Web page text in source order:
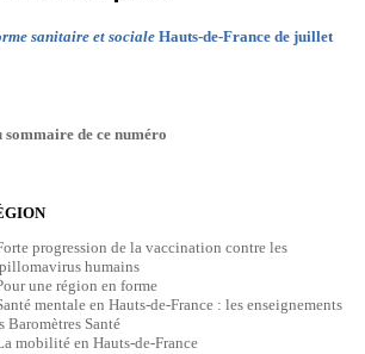
sanitaire et sociale Hauts-de-France de juillet
sommaire de ce numéro
progression de la vaccination contre les
humains
une région en forme
mentale en Hauts-de-France : les enseignements
Baromètres Santé
mobilité en Hauts-de-France